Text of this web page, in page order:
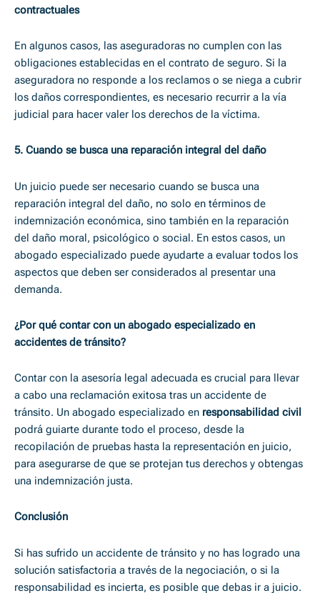
contractuales
En algunos casos, las aseguradoras no cumplen con las
obligaciones establecidas en el contrato de seguro. Si la
aseguradora no responde a los reclamos o se niega a cubrir
los daños correspondientes, es necesario recurrir a la vía
judicial para hacer valer los derechos de la víctima.
5. Cuando se busca una reparación integral del daño
Un juicio puede ser necesario cuando se busca una
reparación integral del daño, no solo en términos de
indemnización económica, sino también en la reparación
del daño moral, psicológico o social. En estos casos, un
abogado especializado puede ayudarte a evaluar todos los
aspectos que deben ser considerados al presentar una
demanda.
¿Por qué contar con un abogado especializado en
accidentes de tránsito?
Contar con la asesoría legal adecuada es crucial para llevar
a cabo una reclamación exitosa tras un accidente de
tránsito. Un abogado especializado en responsabilidad civil
podrá guiarte durante todo el proceso, desde la
recopilación de pruebas hasta la representación en juicio,
para asegurarse de que se protejan tus derechos y obtengas
una indemnización justa.
Conclusión
Si has sufrido un accidente de tránsito y no has logrado una
solución satisfactoria a través de la negociación, o si la
responsabilidad es incierta, es posible que debas ir a juicio.